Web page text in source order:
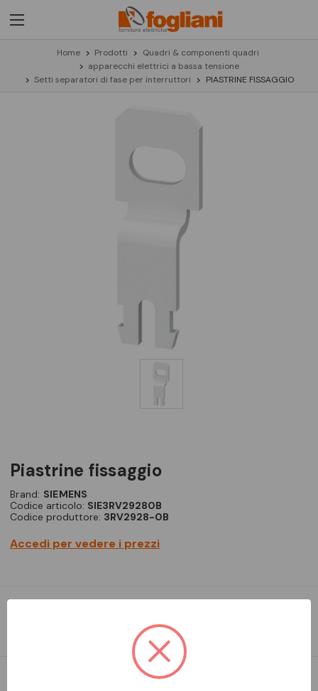
Home Prodotti
Quadri & componenti quadri
apparecchi elettrici a bassa tensione
Setti separatori di fase per interruttori
PIASTRINE FISSAGGIO
piastrine fissaggio
Brand: SIEMENS
Codice articolo: SIE3RV29280B
Codice produttore: 3RV2928-0B
Accedi per vedere i prezzi
efficiente, sempre attuale - il sistema modulare SIRIUS.